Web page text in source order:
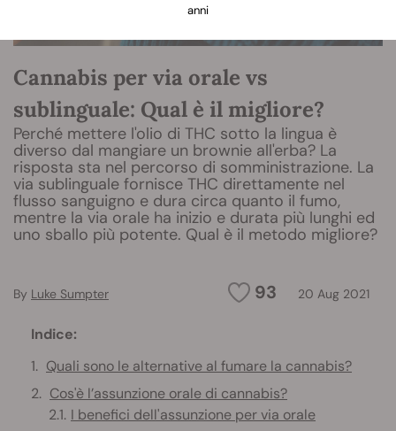
Cannabis per via orale vs
sublinguale: Qual è il migliore?
Perché mettere l'olio di THC sotto la lingua è
diverso dal mangiare un brownie all'erba? La
risposta sta nel percorso di somministrazione. La
via sublinguale fornisce THC direttamente nel
flusso sanguigno e dura circa quanto il fumo,
mentre la via orale ha inizio e durata più lunghi ed
uno sballo più potente. Qual è il metodo migliore?
93 20 Aug 2021
By Luke Sumpter
Indice:
Quali sono le alternative al fumare la cannabis?
Cos'è l’assunzione orale di cannabis?
I benefici dell'assunzione per via orale
anni